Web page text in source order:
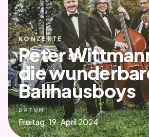
KONZERTE
Peter
die
Ballhausboys
DATUM
Freitag, 19. April 2024